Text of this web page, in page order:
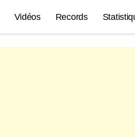
Vidéos Records